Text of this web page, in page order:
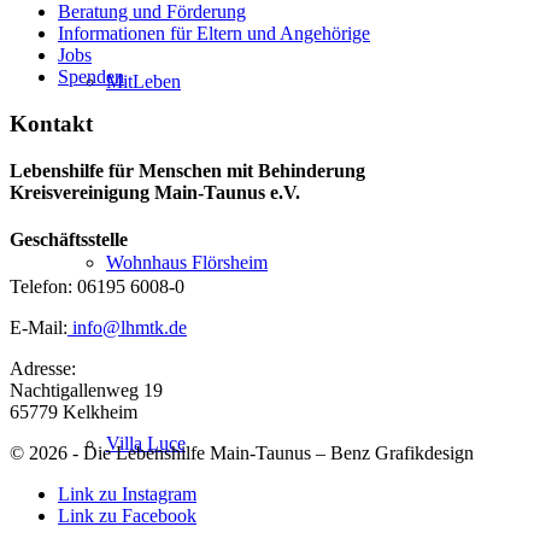
MitLeben
Wohnhaus Flörsheim
Villa Luce
Beratung und Förderung
Informationen für Eltern und Angehörige
Jobs
Spenden
Kontakt
Lebenshilfe für Menschen mit Behinderung
Kreisvereinigung Main-Taunus e.V.
Geschäftsstelle
Telefon: 06195 6008-0
E-Mail: info@lhmtk.de
Adresse:
Nachtigallenweg 19
65779 Kelkheim
© 2026 - Die Lebenshilfe Main-Taunus – Benz Grafikdesign
Link zu Instagram
Link zu Facebook